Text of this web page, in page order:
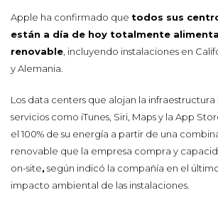
Apple ha confirmado que todos sus
están a día de hoy totalmente
renovable , incluyendo instalaciones en
y Alemania.
Los data centers que alojan la
servicios como iTunes, Siri, Maps y la App
el 100% de su energía a partir de una
renovable que la empresa compra y
on-site, según indicó la compañía en el
impacto ambiental de las instalaciones.